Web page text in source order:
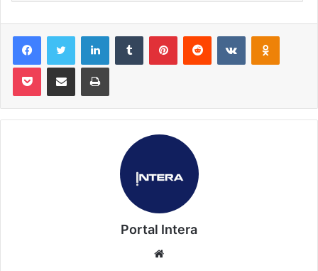
FacebookTwitter LinkedinTumblr PinterestReddit VK OK
Pocket Compartilhar via e-mail Imprimir
Portal Intera